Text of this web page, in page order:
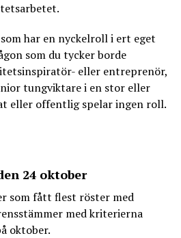
har en nyckelroll i ert eget
som du tycker borde
eller entreprenör,
tungviktare i en stor eller
eller offentlig spelar ingen roll.
24 oktober
som fått flest röster med
med kriterierna
oktober.